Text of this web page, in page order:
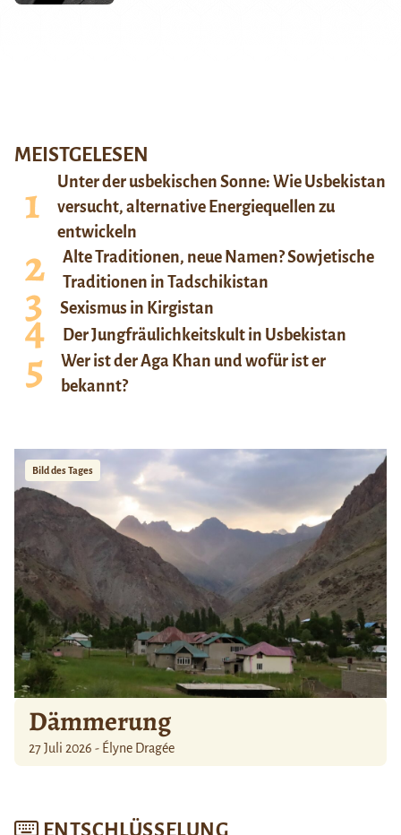
MEISTGELESEN
Unter der usbekischen Sonne: Wie Usbekistan
versucht, alternative Energiequellen zu
entwickeln
Alte Traditionen, neue Namen? Sowjetische
Traditionen in Tadschikistan
Sexismus in Kirgistan
Der Jungfräulichkeitskult in Usbekistan
Wer ist der Aga Khan und wofür ist er
bekannt?
Bild des Tages
Dämmerung
27 Juli 2026 - Élyne Dragée
ENTSCHLÜSSELUNG